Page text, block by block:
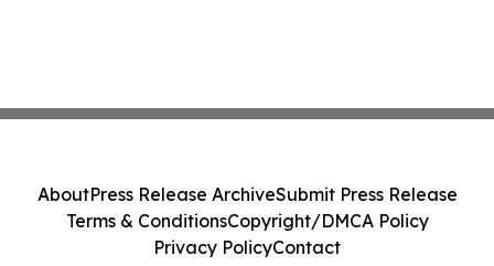
AboutPress Release ArchiveSubmit Press Release
Terms & ConditionsCopyright/DMCA Policy
Privacy PolicyContact